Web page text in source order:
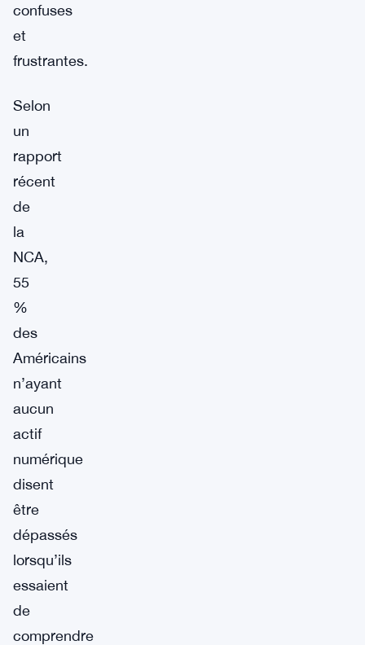
confuses
et
frustrantes.
Selon
un
rapport
récent
de
la
NCA,
55
%
des
Américains
n’ayant
aucun
actif
numérique
disent
être
dépassés
lorsqu’ils
essaient
de
comprendre